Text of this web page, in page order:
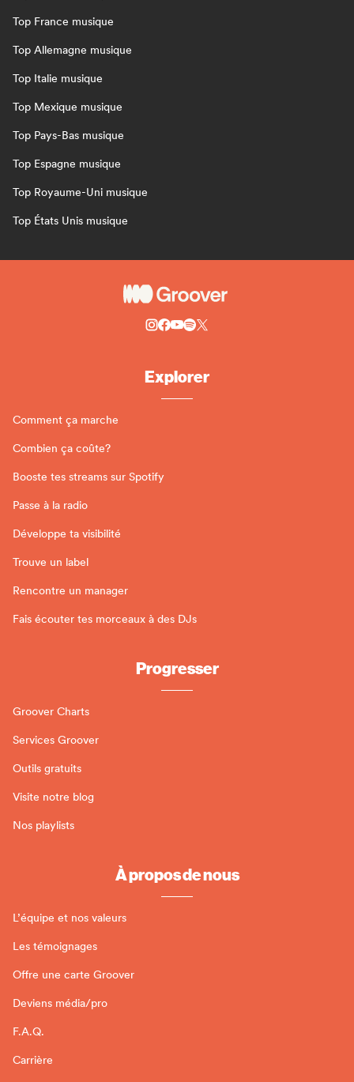
Top France musique
Top Allemagne musique
Top Italie musique
Top Mexique musique
Top Pays-Bas musique
Top Espagne musique
Top Royaume-Uni musique
Top États Unis musique
Explorer
Comment ça marche
Combien ça coûte?
Booste tes streams sur Spotify
Passe à la radio
Développe ta visibilité
Trouve un label
Rencontre un manager
Fais écouter tes morceaux à des DJs
Progresser
Groover Charts
Services Groover
Outils gratuits
Visite notre blog
Nos playlists
À propos de nous
L’équipe et nos valeurs
Les témoignages
Offre une carte Groover
Deviens média/pro
F.A.Q.
Carrière